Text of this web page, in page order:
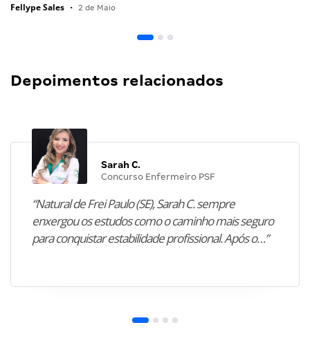
Fellype Sales • 2 de Maio
Depoimentos relacionados
Sarah C.
Concurso Enfermeiro PSF
“Natural de Frei Paulo (SE), Sarah C. sempre
enxergou os estudos como o caminho mais seguro
para conquistar estabilidade profissional. Após o…”